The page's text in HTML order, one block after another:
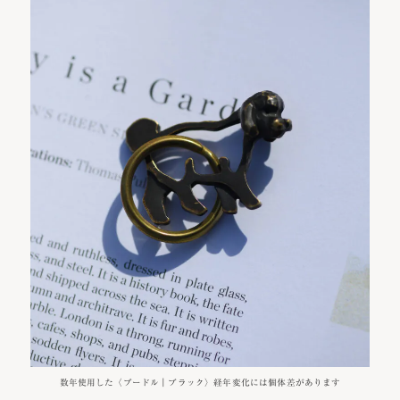
数年使用した〈プードル｜ブラック〉経年変化には個体差があります